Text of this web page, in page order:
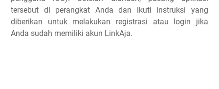
tersebut di perangkat Anda dan ikuti instruksi yang
diberikan untuk melakukan registrasi atau login jika
Anda sudah memiliki akun LinkAja.